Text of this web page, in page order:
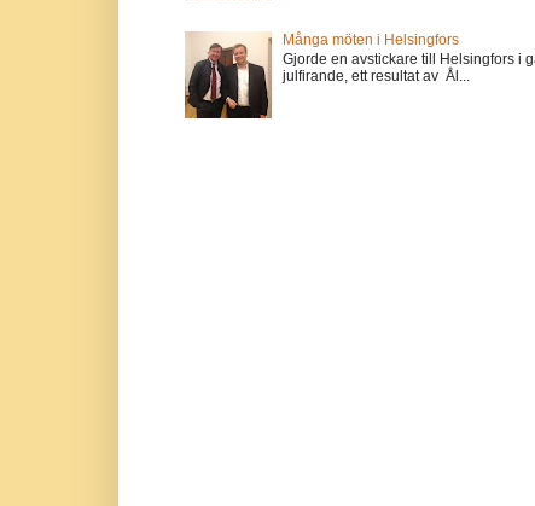
Många möten i Helsingfors
Gjorde en avstickare till Helsingfors i
julfirande, ett resultat av Ål...